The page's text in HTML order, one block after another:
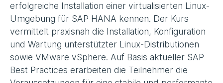
erfolgreiche Installation einer virtualisierten Linux-
Umgebung für SAP HANA kennen. Der Kurs
vermittelt praxisnah die Installation, Konfiguration
und Wartung unterstützter Linux-Distributionen
sowie VMware vSphere. Auf Basis aktueller SAP
Best Practices erarbeiten die Teilnehmer die